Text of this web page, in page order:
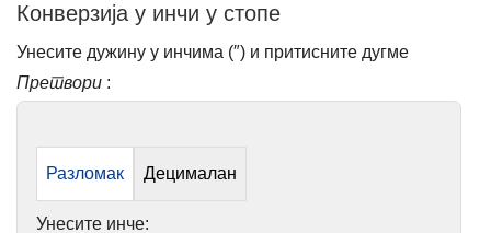
Конверзија у инчи у стопе
Унесите дужину у инчима (″) и притисните дугме
Претвори :
Разломак Децималан
Унесите инче: